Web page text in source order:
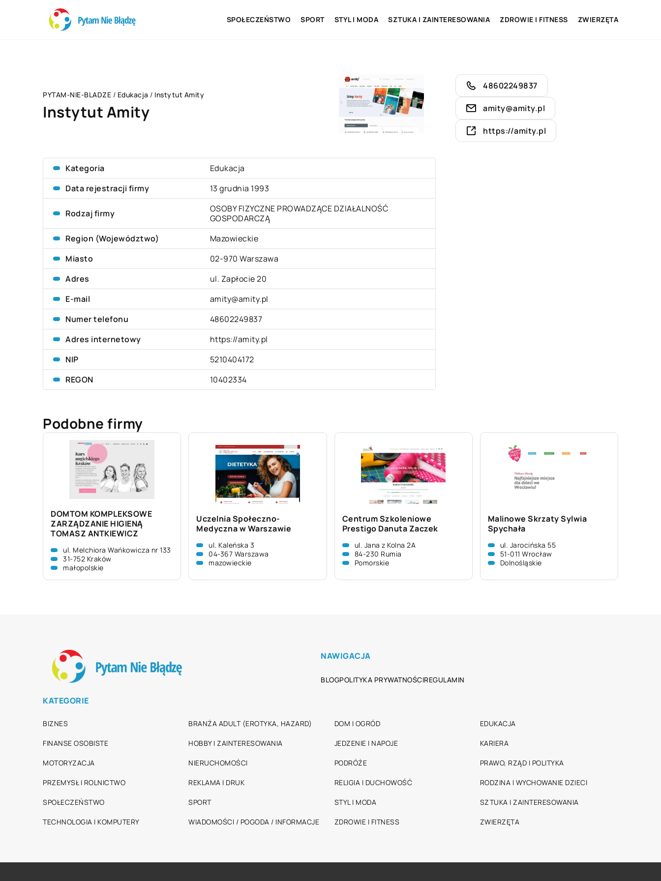
SPOŁECZEŃSTWO SPORT STYL I MODA SZTUKA I ZAINTERESOWANIA ZDROWIE I FITNESS ZWIERZĘTA
PYTAM-NIE-BLADZE / Edukacja / Instytut Amity
Instytut Amity
Kategoria
Edukacja
Data rejestracji firmy
13 grudnia 1993
Rodzaj firmy
OSOBY FIZYCZNE PROWADZĄCE DZIAŁALNOŚĆ
GOSPODARCZĄ
Region (Województwo)
Mazowieckie
Miasto
02-970 Warszawa
Adres
ul. Zapłocie 20
E-mail
amity@amity.pl
Numer telefonu
48602249837
Adres internetowy
https://amity.pl
NIP
5210404172
REGON
10402334
48602249837
amity@amity.pl
https://amity.pl
Podobne firmy
DOMTOM KOMPLEKSOWE
ZARZĄDZANIE HIGIENĄ
TOMASZ ANTKIEWICZ
ul. Melchiora Wańkowicza nr 133
31-752 Kraków
małopolskie
Uczelnia Społeczno-
Medyczna w Warszawie
ul. Kaleńska 3
04-367 Warszawa
mazowieckie
Centrum Szkoleniowe
Prestigo Danuta Zaczek
ul. Jana z Kolna 2A
84-230 Rumia
Pomorskie
Malinowe Skrzaty Sylwia
Spychała
ul. Jarocińska 55
51-011 Wrocław
Dolnośląskie
NAWIGACJA
BLOGPOLITYKA PRYWATNOŚCIREGULAMIN
KATEGORIE
BIZNES BRANŻA ADULT (EROTYKA, HAZARD) DOM I OGRÓD EDUKACJA
FINANSE OSOBISTE HOBBY I ZAINTERESOWANIA JEDZENIE I NAPOJE KARIERA
MOTORYZACJA NIERUCHOMOŚCI PODRÓŻE PRAWO, RZĄD I POLITYKA
PRZEMYSŁ I ROLNICTWO REKLAMA I DRUK RELIGIA I DUCHOWOŚĆ RODZINA I WYCHOWANIE DZIECI
SPOŁECZEŃSTWO SPORT STYL I MODA SZTUKA I ZAINTERESOWANIA
TECHNOLOGIA I KOMPUTERY WIADOMOŚCI / POGODA / INFORMACJE ZDROWIE I FITNESS ZWIERZĘTA